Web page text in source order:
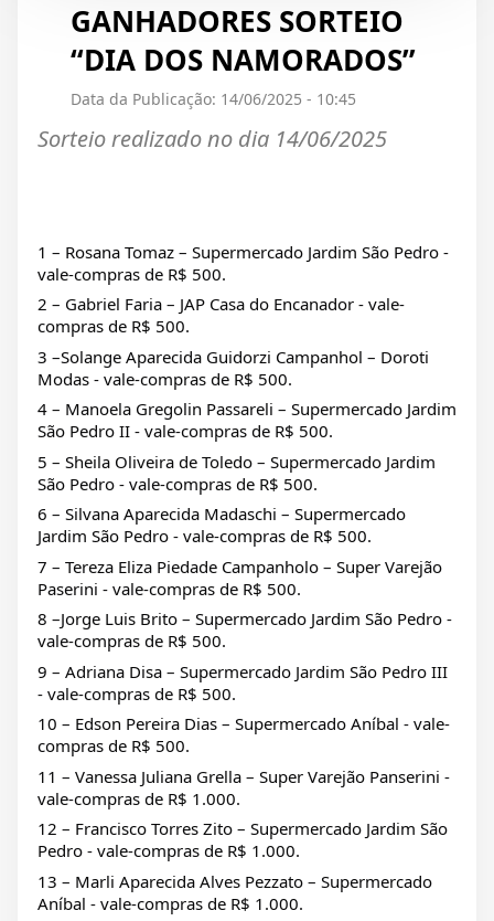
GANHADORES SORTEIO
“DIA DOS NAMORADOS”
Data da Publicação: 14/06/2025 - 10:45
Sorteio realizado no dia 14/06/2025
1 – Rosana Tomaz – Supermercado Jardim São Pedro -
vale-compras de R$ 500.
2 – Gabriel Faria – JAP Casa do Encanador - vale-
compras de R$ 500.
3 –Solange Aparecida Guidorzi Campanhol – Doroti
Modas - vale-compras de R$ 500.
4 – Manoela Gregolin Passareli – Supermercado Jardim
São Pedro II - vale-compras de R$ 500.
5 – Sheila Oliveira de Toledo – Supermercado Jardim
São Pedro - vale-compras de R$ 500.
6 – Silvana Aparecida Madaschi – Supermercado
Jardim São Pedro - vale-compras de R$ 500.
7 – Tereza Eliza Piedade Campanholo – Super Varejão
Paserini - vale-compras de R$ 500.
8 –Jorge Luis Brito – Supermercado Jardim São Pedro -
vale-compras de R$ 500.
9 – Adriana Disa – Supermercado Jardim São Pedro III
- vale-compras de R$ 500.
10 – Edson Pereira Dias – Supermercado Aníbal - vale-
compras de R$ 500.
11 – Vanessa Juliana Grella – Super Varejão Panserini -
vale-compras de R$ 1.000.
12 – Francisco Torres Zito – Supermercado Jardim São
Pedro - vale-compras de R$ 1.000.
13 – Marli Aparecida Alves Pezzato – Supermercado
Aníbal - vale-compras de R$ 1.000.